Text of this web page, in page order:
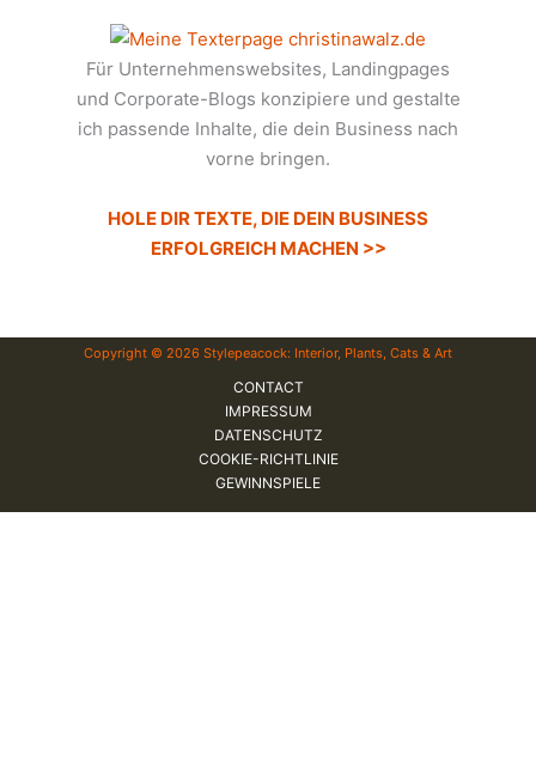
Für Unternehmenswebsites, Landingpages
und Corporate-Blogs konzipiere und gestalte
ich passende Inhalte, die dein Business nach
vorne bringen.
HOLE DIR TEXTE, DIE DEIN BUSINESS
ERFOLGREICH MACHEN >>
Copyright © 2026 Stylepeacock: Interior, Plants, Cats & Art
CONTACT
IMPRESSUM
DATENSCHUTZ
COOKIE-RICHTLINIE
GEWINNSPIELE